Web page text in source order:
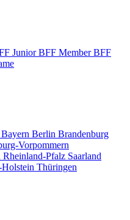
JuniorBFF MemberBFF
Bayern Berlin Brandenburg
Vorpommern
Rheinland-Pfalz Saarland
Thüringen